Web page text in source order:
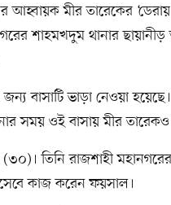
আহ্বায়ক মীর তারেকের
শাহমখদুম থানার
বাসাটি ভাড়া নেওয়া
সময় ওই বাসায় মীর
তিনি রাজশাহী
কাজ করেন ফয়সাল।